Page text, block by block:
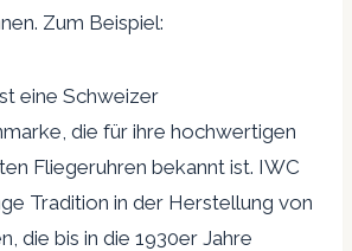
Zum Beispiel:
eine Schweizer
die für ihre hochwertigen
Fliegeruhren bekannt ist. IWC
Tradition in der Herstellung von
die bis in die 1930er Jahre